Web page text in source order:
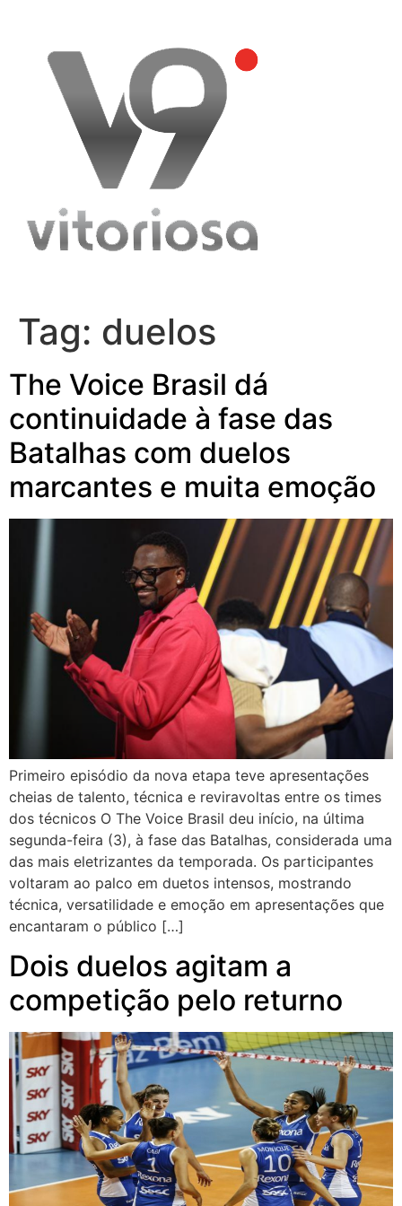
content
Tag: duelos
The Voice Brasil dá
continuidade à fase das
Batalhas com duelos
marcantes e muita emoção
Primeiro episódio da nova etapa teve apresentações
cheias de talento, técnica e reviravoltas entre os times
dos técnicos O The Voice Brasil deu início, na última
segunda-feira (3), à fase das Batalhas, considerada uma
das mais eletrizantes da temporada. Os participantes
voltaram ao palco em duetos intensos, mostrando
técnica, versatilidade e emoção em apresentações que
encantaram o público […]
Dois duelos agitam a
competição pelo returno